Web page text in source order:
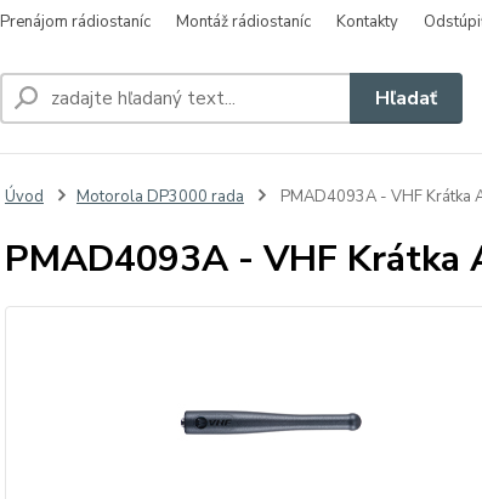
Prenájom rádiostaníc Montáž rádiostaníc Kontakty
Hľadať
Úvod Motorola DP3000 rada PMAD4093A - VHF Krátka
PMAD4093A - VHF Krátka